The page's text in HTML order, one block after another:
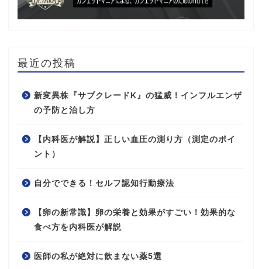
最近の投稿
新変異株『サブクレードK』の猛威！インフルエンザ
の予防と治し方
【内科医が解説】正しい血圧の測り方（測定のポイ
ント）
自分でできる！セルフ認知行動療法
【卵の新常識】卵の栄養と効果がすごい！効果的な
食べ方を内科医が解説
医師の私が絶対に飲まない薬5選